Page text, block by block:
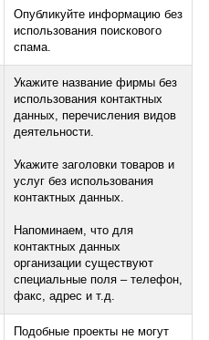
Опубликуйте информацию без
использования поискового
спама.
Укажите название фирмы без
использования контактных
данных, перечисления видов
деятельности.
Укажите заголовки товаров и
услуг без использования
контактных данных.
Напоминаем, что для
контактных данных
организации существуют
специальные поля – телефон,
факс, адрес и т.д.
Подобные проекты не могут